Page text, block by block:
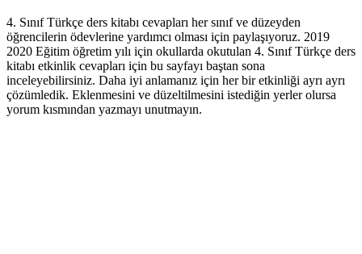
4. Sınıf Türkçe ders kitabı cevapları her sınıf ve düzeyden
öğrencilerin ödevlerine yardımcı olması için paylaşıyoruz. 2019
2020 Eğitim öğretim yılı için okullarda okutulan 4. Sınıf Türkçe ders
kitabı etkinlik cevapları için bu sayfayı baştan sona
inceleyebilirsiniz. Daha iyi anlamanız için her bir etkinliği ayrı ayrı
çözümledik. Eklenmesini ve düzeltilmesini istediğin yerler olursa
yorum kısmından yazmayı unutmayın.